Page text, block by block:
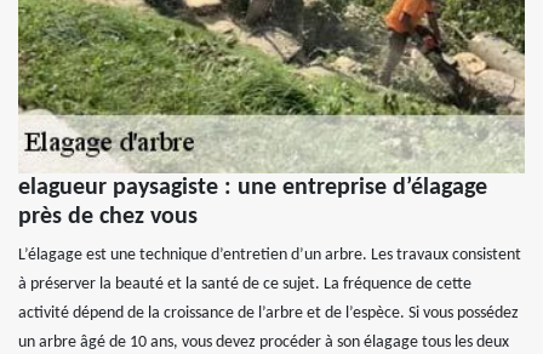
elagueur paysagiste : une entreprise d’élagage
près de chez vous
L’élagage est une technique d’entretien d’un arbre. Les travaux consistent
à préserver la beauté et la santé de ce sujet. La fréquence de cette
activité dépend de la croissance de l’arbre et de l’espèce. Si vous possédez
un arbre âgé de 10 ans, vous devez procéder à son élagage tous les deux